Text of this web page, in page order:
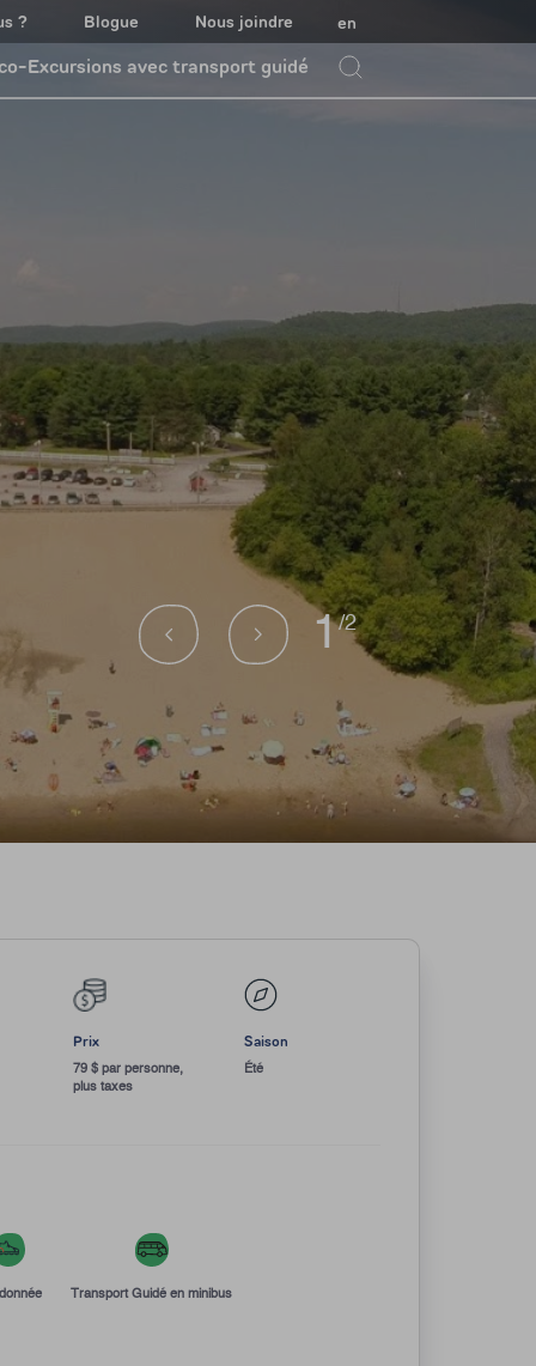
? Blogue Nous joindre en
Excursions avec transport guidé
1/2
Prix
79 $ par personne,
plus taxes
Saison
Été
Transport Guidé en minibus